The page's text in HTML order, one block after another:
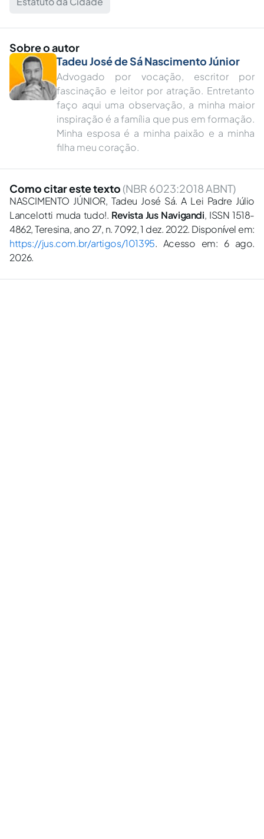
Sobre o autor
Tadeu José de Sá Nascimento Júnior
Advogado por vocação, escritor por
fascinação e leitor por atração. Entretanto
faço aqui uma observação, a minha maior
inspiração é a família que pus em formação.
Minha esposa é a minha paixão e a minha
filha meu coração.
Como citar este texto (NBR 6023:2018 ABNT)
NASCIMENTO JÚNIOR, Tadeu José Sá. A Lei Padre Júlio
Lancelotti muda tudo!. Revista Jus Navigandi, ISSN 1518-
4862, Teresina, ano 27, n. 7092, 1 dez. 2022. Disponível em:
https://jus.com.br/artigos/101395. Acesso em: 6 ago.
2026.